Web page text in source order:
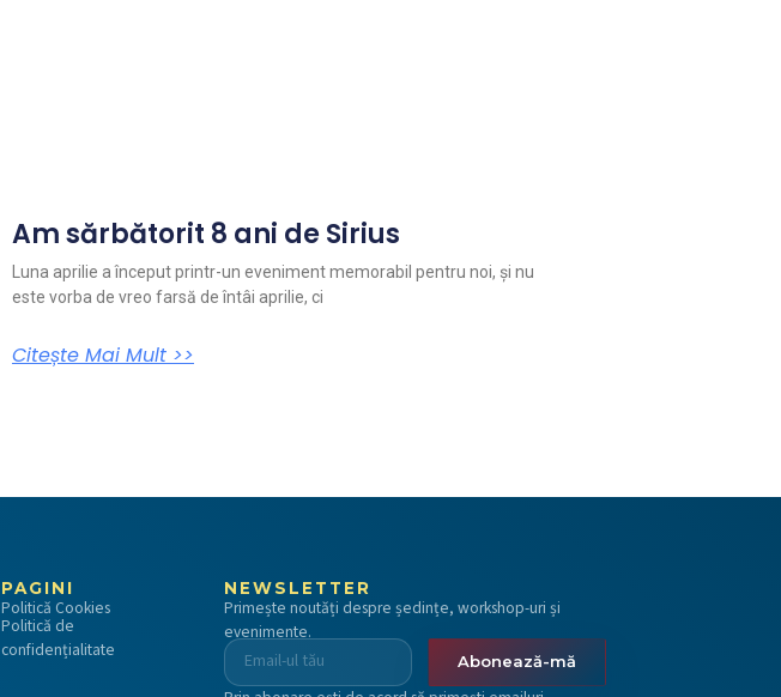
Am sărbătorit 8 ani de Sirius
Luna aprilie a început printr-un eveniment memorabil pentru noi, și nu
este vorba de vreo farsă de întâi aprilie, ci
Citește Mai Mult >>
PAGINI
Politică Cookies
Politică de
confidențialitate
NEWSLETTER
Primește noutăți despre ședințe, workshop-uri și
evenimente.
Abonează-mă